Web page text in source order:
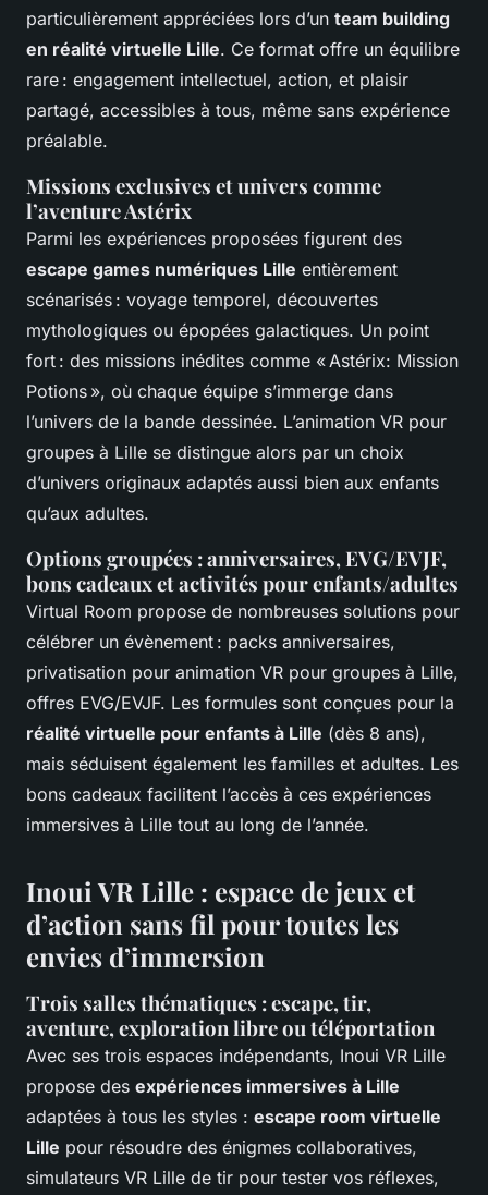
particulièrement appréciées lors d’un team building
en réalité virtuelle Lille. Ce format offre un équilibre
rare : engagement intellectuel, action, et plaisir
partagé, accessibles à tous, même sans expérience
préalable.
Missions exclusives et univers comme
l’aventure Astérix
Parmi les expériences proposées figurent des
escape games numériques Lille entièrement
scénarisés : voyage temporel, découvertes
mythologiques ou épopées galactiques. Un point
fort : des missions inédites comme « Astérix: Mission
Potions », où chaque équipe s’immerge dans
l’univers de la bande dessinée. L’animation VR pour
groupes à Lille se distingue alors par un choix
d’univers originaux adaptés aussi bien aux enfants
qu’aux adultes.
Options groupées : anniversaires, EVG/EVJF,
bons cadeaux et activités pour enfants/adultes
Virtual Room propose de nombreuses solutions pour
célébrer un évènement : packs anniversaires,
privatisation pour animation VR pour groupes à Lille,
offres EVG/EVJF. Les formules sont conçues pour la
réalité virtuelle pour enfants à Lille (dès 8 ans),
mais séduisent également les familles et adultes. Les
bons cadeaux facilitent l’accès à ces expériences
immersives à Lille tout au long de l’année.
Inoui VR Lille : espace de jeux et
d’action sans fil pour toutes les
envies d’immersion
Trois salles thématiques : escape, tir,
aventure, exploration libre ou téléportation
Avec ses trois espaces indépendants, Inoui VR Lille
propose des expériences immersives à Lille
adaptées à tous les styles : escape room virtuelle
Lille pour résoudre des énigmes collaboratives,
simulateurs VR Lille de tir pour tester vos réflexes,